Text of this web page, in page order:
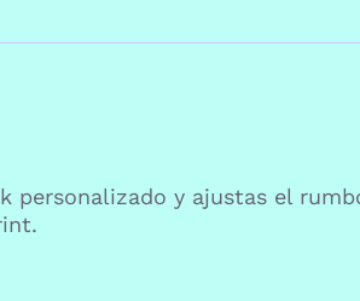
personalizado y ajustas el